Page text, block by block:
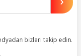
bizleri takip edin.